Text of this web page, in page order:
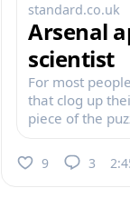
standard.co.uk
Arsenal
scientist
For most
that clog up
piece of the
9 3